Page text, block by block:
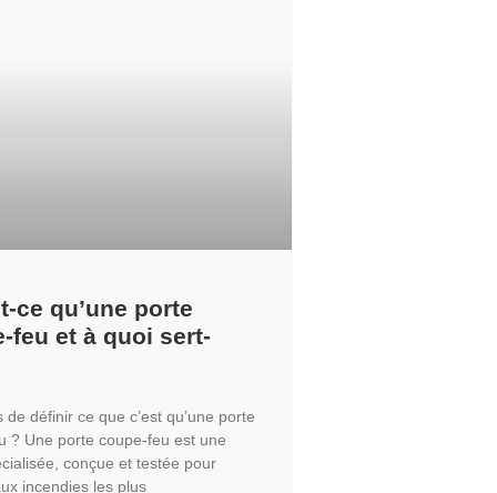
ce qu’une porte
feu et à quoi sert-
de définir ce que c’est qu’une porte
? Une porte coupe-feu est une
conçue et testée pour
incendies les plus